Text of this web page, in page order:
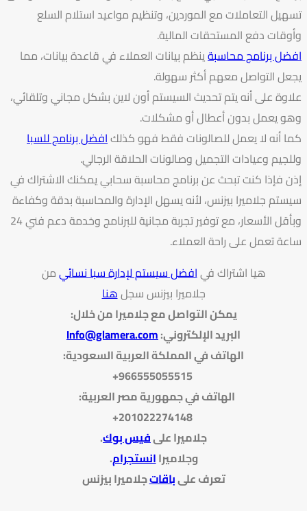
تسهيل التعاملات مع الموردين، وتنظيم مواعيد استلام السلع
وأوقات دفع المستحقات المالية.
افضل برنامج محاسبةينظم بيانات العملاء في قاعدة بيانات، مما
يجعل التواصل معهم أكثر سهولة.
علاوة على أنه يتم تحديث السيستم أون لاين بشكل مجاني وتلقائي،
وهو يعمل بدون أعطال أو مشكلات.
كما أنه لا يعمل للصالونات فقط فهو كذلكافضل برنامج للسبا
وللجيم وعيادات التجميل وصالونات الحلاقة الرجالي.
إذن فإذا كنت تبحث عن برنامج محاسبة سحابي يمكنك الاشتراك في
سيستم جلاميرا بيزنس، لأنه يسهل الإدارة والمحاسبة بدقة وكفاءة
وبأقل الأسعار، مع توفير تجربة مجانية للبرنامج وخدمة دعم فني 24
ساعة تعمل على راحة العملاء.
هيا اشتراك فيافضل سيستم لإدارة سبا نسائيمن
جلاميرا بيزنس سجلهنا
يمكن التواصل مع جلاميرا من خلال:
البريد الإلكتروني:
Info@glamera.com
الهاتف في المملكة العربية السعودية:
الهاتف في جمهورية مصر العربية:
جلاميرا علىفيس بوك.
وجلاميراانستجرام.
تعرف علىباقاتجلاميرا بيزنس